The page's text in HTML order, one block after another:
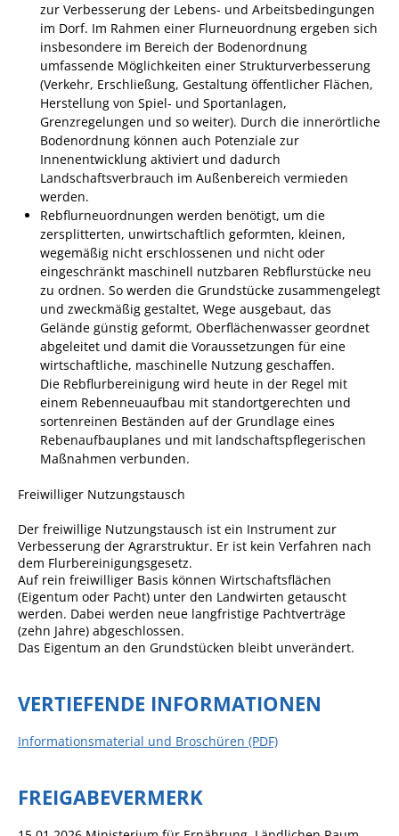
Gemmrigheimer
Dorfflohmarkt
Fan-Shop
zur Verbesserung der Lebens- und Arbeitsbedingungen
im Dorf. Im Rahmen einer Flurneuordnung ergeben sich
insbesondere im Bereich der Bodenordnung
umfassende Möglichkeiten einer Strukturverbesserung
(Verkehr, Erschließung, Gestaltung öffentlicher Flächen,
Herstellung von Spiel- und Sportanlagen,
Grenzregelungen und so weiter). Durch die innerörtliche
Bodenordnung können auch Potenziale zur
Innenentwicklung aktiviert und dadurch
Landschaftsverbrauch im Außenbereich vermieden
werden.
Rebflurneuordnungen werden benötigt, um die
zersplitterten, unwirtschaftlich geformten, kleinen,
wegemäßig nicht erschlossenen und nicht oder
eingeschränkt maschinell nutzbaren Rebflurstücke neu
zu ordnen. So werden die Grundstücke zusammengelegt
und zweckmäßig gestaltet, Wege ausgebaut, das
Gelände günstig geformt, Oberflächenwasser geordnet
abgeleitet und damit die Voraussetzungen für eine
wirtschaftliche, maschinelle Nutzung geschaffen.
Die Rebflurbereinigung wird heute in der Regel mit
einem Rebenneuaufbau mit standortgerechten und
sortenreinen Beständen auf der Grundlage eines
Rebenaufbauplanes und mit landschaftspflegerischen
Maßnahmen verbunden.
Freiwilliger Nutzungstausch
Der freiwillige Nutzungstausch ist ein Instrument zur
Verbesserung der Agrarstruktur. Er ist kein Verfahren nach
dem Flurbereinigungsgesetz.
Auf rein freiwilliger Basis können Wirtschaftsflächen
(Eigentum oder Pacht) unter den Landwirten getauscht
werden. Dabei werden neue langfristige Pachtverträge
(zehn Jahre) abgeschlossen.
Das Eigentum an den Grundstücken bleibt unverändert.
VERTIEFENDE INFORMATIONEN
Informationsmaterial und Broschüren (PDF)
FREIGABEVERMERK